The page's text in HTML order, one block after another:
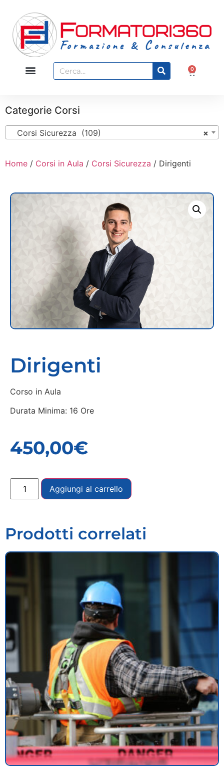
0
Categorie Corsi
×
Corsi Sicurezza (109)
Home / Corsi in Aula / Corsi Sicurezza / Dirigenti
Dirigenti
Corso in Aula
Durata Minima: 16 Ore
450,00€
Aggiungi al carrello
Prodotti correlati